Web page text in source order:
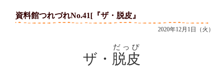
資料館つれづれNo.41[『ザ・脱皮』
2020年12月1日（火）
ザ・ 脱皮
だっぴ